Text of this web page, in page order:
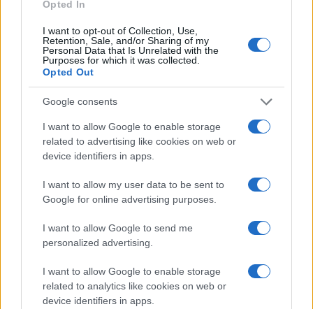
Opted In
I want to opt-out of Collection, Use,
Retention, Sale, and/or Sharing of my
Personal Data that Is Unrelated with the
Purposes for which it was collected.
Opted Out
Google consents
I want to allow Google to enable storage
related to advertising like cookies on web or
device identifiers in apps.
I want to allow my user data to be sent to
Google for online advertising purposes.
I want to allow Google to send me
personalized advertising.
I want to allow Google to enable storage
related to analytics like cookies on web or
device identifiers in apps.
predsjednik Izetbegović i da se najviši kadrovi iz
vjerskim objektima. To je tužna slika stanja našega
naroda i dometa političke vizije aktuelnog
predsjednika SDA.
I deseto, nemam nikakvo nezadovoljstvo i nisam
imao želje da budem imenovan za ministra, kako bih
realizirao ikakve lične ambicije. Samo sam želio
odgovorno raditi i napraviti nešto za ljude koji su
slabih, dezorjentisanih lidera. Da sam htio biti
Izetbegovićev poslušnik i podržavati njegove,
najčešće pogrešne političke poteze mogao sam
biti imenovan. Ali ja sam smatrao da ne treba biti
snishodljiv Čoviću i popuštati mu prepuštajući
najveći broj značajnih pozicija njegovim kadrovima
i kao potpredsjednik SDA BiH, u februaru 2015.
godine sam glasao protiv takvog sporazuma i time